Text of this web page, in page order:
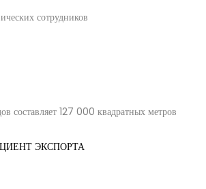
сотрудников
составляет 127 000 квадратных метров
ЭКСПОРТА